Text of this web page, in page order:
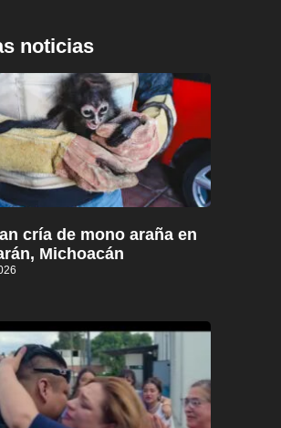
noticias
cría de mono araña en
Michoacán